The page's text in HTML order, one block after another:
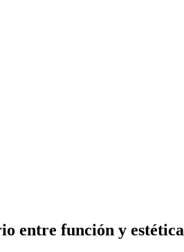
entre función y estética